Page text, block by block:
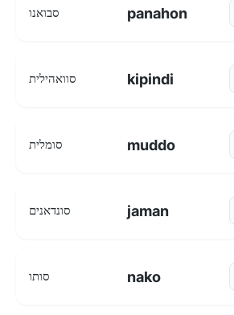
סבואנו panahon
סוואהילית kipindi
סומלית muddo
סונדאנים jaman
סותו nako